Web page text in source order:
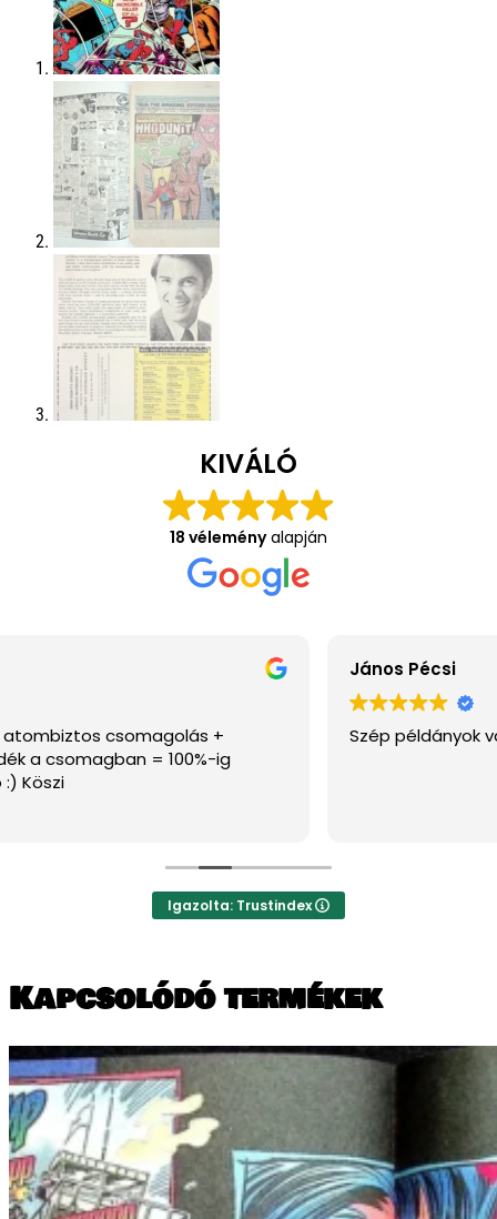
KIVÁLÓ
18 véleményalapján
Szép példányok vannak az oldalon, ajánlom.
Igazolta: Trustindex
Kapcsolódó termékek